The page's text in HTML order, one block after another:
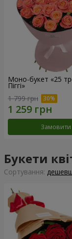
Моно-букет «25
Піггі»
1 799 грн
Замовити
Букети
Сортування: